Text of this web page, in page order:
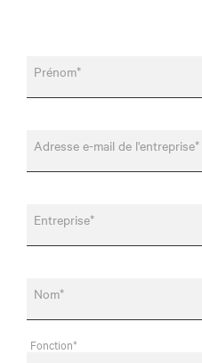
Prénom*
Adresse e-mail de l'entreprise*
Entreprise*
Nom*
Fonction*